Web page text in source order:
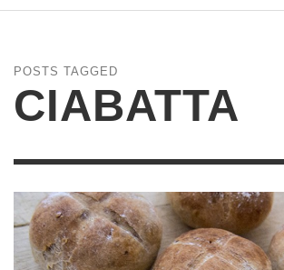
POSTS TAGGED
CIABATTA